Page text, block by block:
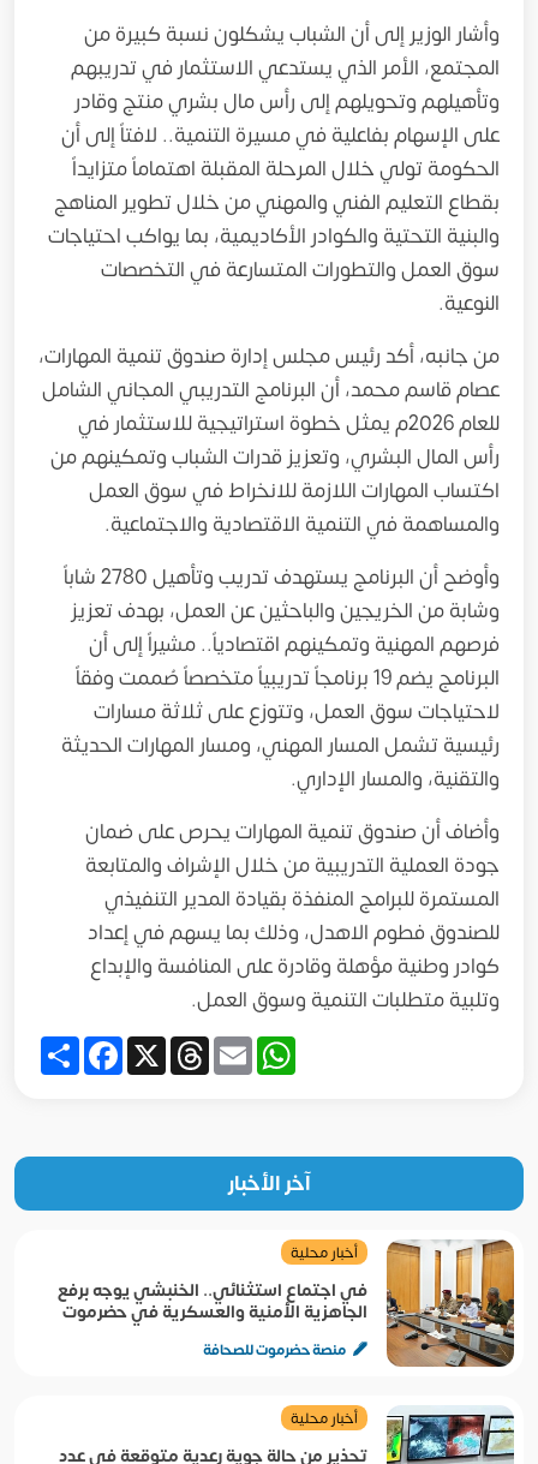
وأشار الوزير إلى أن الشباب يشكلون نسبة كبيرة من
المجتمع، الأمر الذي يستدعي الاستثمار في تدريبهم
وتأهيلهم وتحويلهم إلى رأس مال بشري منتج وقادر
على الإسهام بفاعلية في مسيرة التنمية.. لافتاً إلى أن
الحكومة تولي خلال المرحلة المقبلة اهتماماً متزايداً
بقطاع التعليم الفني والمهني من خلال تطوير المناهج
والبنية التحتية والكوادر الأكاديمية، بما يواكب احتياجات
سوق العمل والتطورات المتسارعة في التخصصات
النوعية.
من جانبه، أكد رئيس مجلس إدارة صندوق تنمية المهارات،
عصام قاسم محمد، أن البرنامج التدريبي المجاني الشامل
للعام 2026م يمثل خطوة استراتيجية للاستثمار في
رأس المال البشري، وتعزيز قدرات الشباب وتمكينهم من
اكتساب المهارات اللازمة للانخراط في سوق العمل
والمساهمة في التنمية الاقتصادية والاجتماعية.
وأوضح أن البرنامج يستهدف تدريب وتأهيل 2780 شاباً
وشابة من الخريجين والباحثين عن العمل، بهدف تعزيز
فرصهم المهنية وتمكينهم اقتصادياً.. مشيراً إلى أن
البرنامج يضم 19 برنامجاً تدريبياً متخصصاً صُممت وفقاً
لاحتياجات سوق العمل، وتتوزع على ثلاثة مسارات
رئيسية تشمل المسار المهني، ومسار المهارات الحديثة
والتقنية، والمسار الإداري.
وأضاف أن صندوق تنمية المهارات يحرص على ضمان
جودة العملية التدريبية من خلال الإشراف والمتابعة
المستمرة للبرامج المنفذة بقيادة المدير التنفيذي
للصندوق فطوم الاهدل، وذلك بما يسهم في إعداد
كوادر وطنية مؤهلة وقادرة على المنافسة والإبداع
وتلبية متطلبات التنمية وسوق العمل.
Share
Facebook X
ThreadsEmail
WhatsApp
آخر الأخبار
أخبار محلية
في اجتماع استثنائي.. الخنبشي يوجه برفع
الجاهزية الأمنية والعسكرية في حضرموت
منصة حضرموت للصحافة
أخبار محلية
تحذير من حالة جوية رعدية متوقعة في عدد